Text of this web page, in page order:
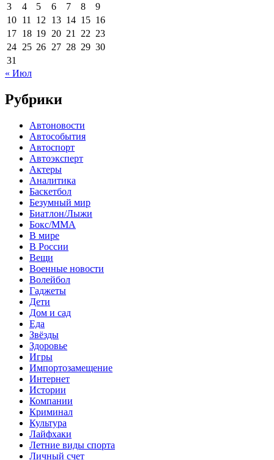
3
4 5 6 7 8
9
10 11 12 13 14 15 16
17 18 19 20 21 22 23
24 25 26 27 28 29 30
31
« Июл
Рубрики
Автоновости
Автособытия
Автоспорт
Автоэксперт
Актеры
Аналитика
Баскетбол
Безумный мир
Биатлон/Лыжи
Бокс/MMA
В мире
В России
Вещи
Военные новости
Волейбол
Гаджеты
Дети
Дом и сад
Еда
Звёзды
Здоровье
Игры
Импортозамещение
Интернет
Истории
Компании
Криминал
Культура
Лайфхаки
Летние виды спорта
Личный счет